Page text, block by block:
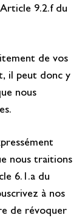
9.2.f du
de vos
il peut donc y
nous
nous traitions
6.1.a du
à nos
de révoquer